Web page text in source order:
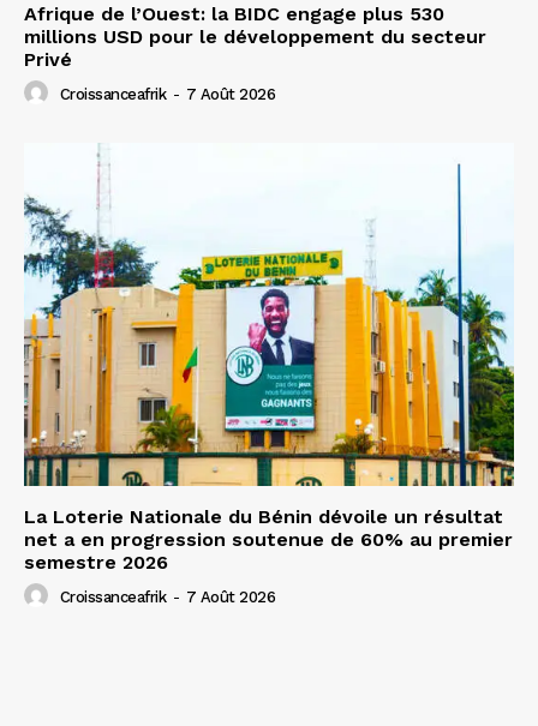
Afrique de l’Ouest: la BIDC engage plus 530
millions USD pour le développement du secteur
Privé
Croissanceafrik - 7 Août 2026
La Loterie Nationale du Bénin dévoile un résultat
net a en progression soutenue de 60% au premier
semestre 2026
Croissanceafrik - 7 Août 2026